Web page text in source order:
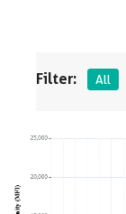
Filter: All